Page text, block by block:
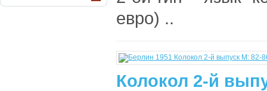
евро) ..
Колокол 2-й